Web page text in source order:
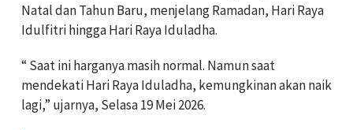
Natal dan Tahun Baru, menjelang Ramadan, Hari Raya
Idulfitri hingga Hari Raya Iduladha.
“ Saat ini harganya masih normal. Namun saat
mendekati Hari Raya Iduladha, kemungkinan akan naik
lagi,” ujarnya, Selasa 19 Mei 2026.